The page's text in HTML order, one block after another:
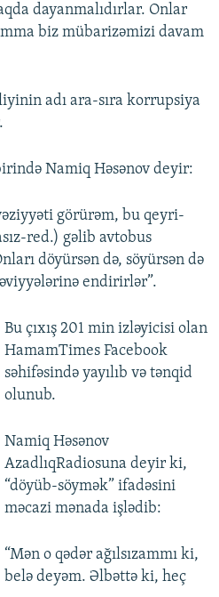
dayanmalıdırlar. Onlar
biz mübarizəmizi davam
adı ara-sıra korrupsiya
Namiq Həsənov deyir:
görürəm, bu qeyri-
red.) gəlib avtobus
döyürsən də, söyürsən də
endirirlər”.
Bu çıxış 201 min izləyicisi olan
HamamTimes Facebook
səhifəsində yayılıb və tənqid
olunub.
Namiq Həsənov
AzadlıqRadiosuna deyir ki,
“döyüb-söymək” ifadəsini
məcazi mənada işlədib:
“Mən o qədər ağılsızammı ki,
belə deyəm. Əlbəttə ki, heç